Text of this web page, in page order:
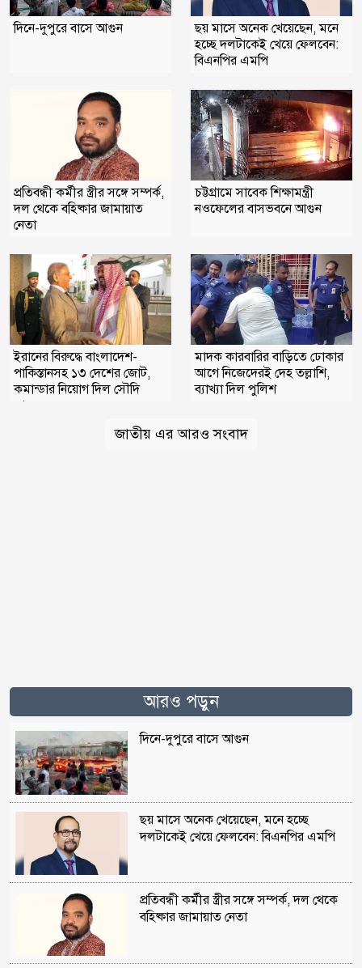
দিনে-দুপুরে বাসে আগুন
ছয় মাসে অনেক খেয়েছেন, মনে
হচ্ছে দলটাকেই খেয়ে ফেলবেন:
বিএনপির এমপি
প্রতিবন্ধী কর্মীর স্ত্রীর সঙ্গে সম্পর্ক,
দল থেকে বহিষ্কার জামায়াত
নেতা
চট্টগ্রামে সাবেক শিক্ষামন্ত্রী
নওফেলের বাসভবনে আগুন
ইরানের বিরুদ্ধে বাংলাদেশ-
পাকিস্তানসহ ১৩ দেশের জোট,
কমান্ডার নিয়োগ দিল সৌদি
আরব
মাদক কারবারির বাড়িতে ঢোকার
আগে নিজেদেরই দেহ তল্লাশি,
ব্যাখ্যা দিল পুলিশ
জাতীয় এর আরও সংবাদ
আরও পড়ুন
দিনে-দুপুরে বাসে আগুন
ছয় মাসে অনেক খেয়েছেন, মনে হচ্ছে
দলটাকেই খেয়ে ফেলবেন: বিএনপির এমপি
প্রতিবন্ধী কর্মীর স্ত্রীর সঙ্গে সম্পর্ক, দল থেকে
বহিষ্কার জামায়াত নেতা